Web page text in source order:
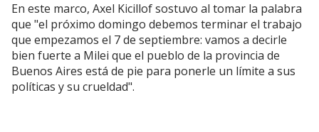
En este marco, Axel Kicillof sostuvo al tomar la palabra
que "el próximo domingo debemos terminar el trabajo
que empezamos el 7 de septiembre: vamos a decirle
bien fuerte a Milei que el pueblo de la provincia de
Buenos Aires está de pie para ponerle un límite a sus
políticas y su crueldad".